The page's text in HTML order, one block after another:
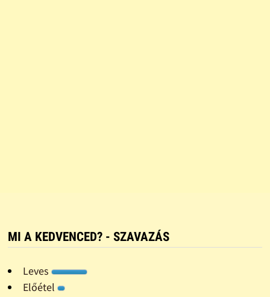
MI A KEDVENCED? - SZAVAZÁS
Leves
Előétel